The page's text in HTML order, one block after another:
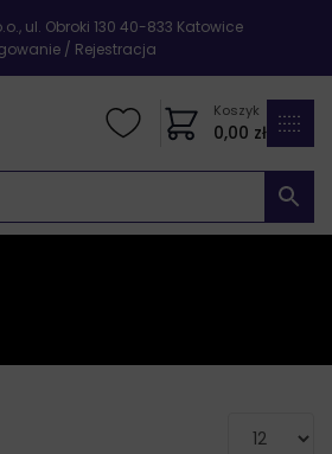
ul. Obroki 130 40-833 Katowice
/ Rejestracja
Koszyk
0,00 zł